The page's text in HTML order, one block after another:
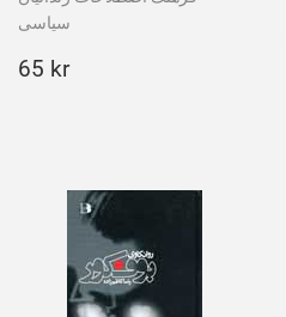
سیاسی
Ordinarie
65 kr65